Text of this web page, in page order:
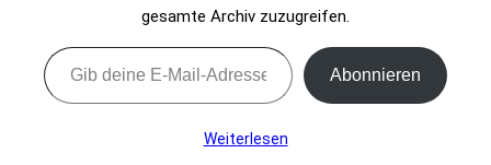
gesamte Archiv zuzugreifen.
Gib deine E-Mail-Adresse ein ...
Abonnieren
Weiterlesen